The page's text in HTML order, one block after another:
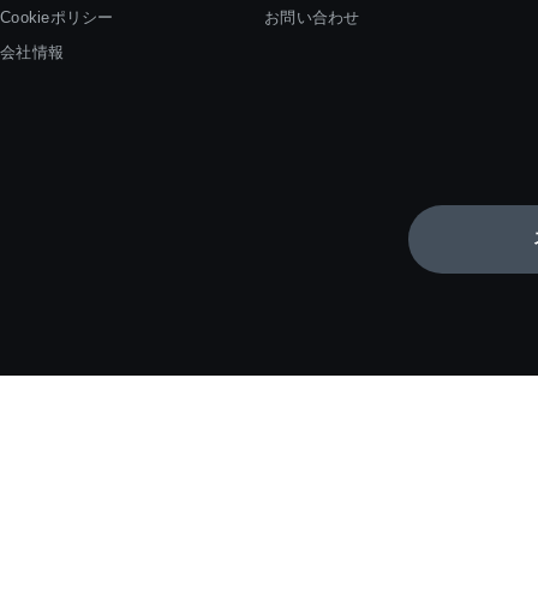
Cookieポリシー
会社情報
お問い合わせ